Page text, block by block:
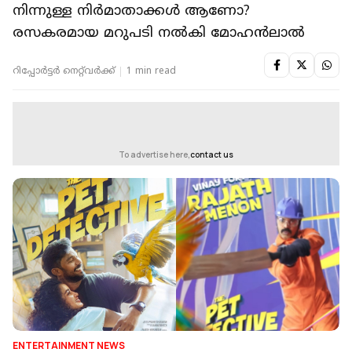
നിന്നുള്ള നിർമാതാക്കൾ ആണോ?
രസകരമായ മറുപടി നൽകി മോഹൻലാൽ
റിപ്പോർട്ടർ നെറ്റ്‌വര്‍ക്ക്‌ 1 min read
To advertise here,contact us
ENTERTAINMENT NEWS